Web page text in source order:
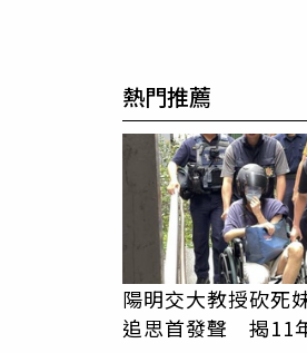
熱門推薦
陽明交大教授砍死
追思首發聲 揭11